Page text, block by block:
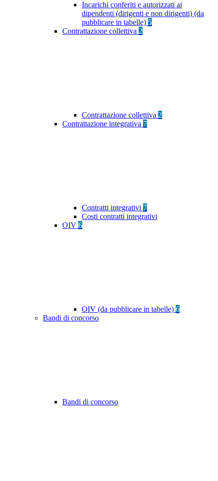
Incarichi conferiti e autorizzati ai
dipendenti (dirigenti e non dirigenti) (da
pubblicare in tabelle) 5
Contrattazione collettiva 2
Contrattazione collettiva 2
Contrattazione integrativa 7
Contratti integrativi 7
Costi contratti integrativi
OIV 6
OIV (da pubblicare in tabelle) 6
Bandi di concorso
Bandi di concorso